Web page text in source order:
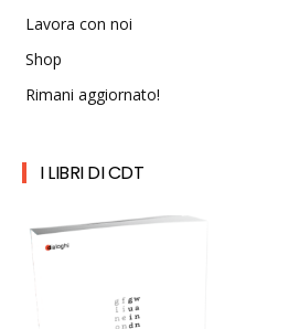
Lavora con noi
Shop
Rimani aggiornato!
I LIBRI DI CDT